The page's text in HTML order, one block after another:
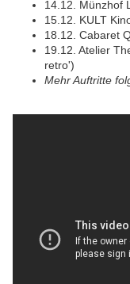
14.12. Münzhof
15.12. KULT
18.12. Cabaret
19.12. Atelier
retro')
Mehr Auftritte